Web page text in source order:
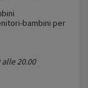
bambini per
20.00